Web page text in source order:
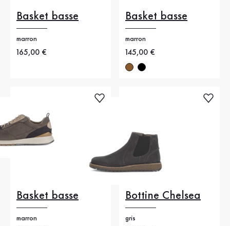
Basket basse
marron
Nouveau prix
165,00 €
Basket basse
marron
Nouveau prix
145,00 €
Basket basse
marron
Bottine Chelsea
gris